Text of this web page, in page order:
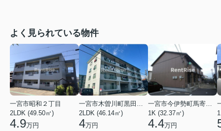
よく見られている物件
一宮市昭和２丁目
2LDK (49.50㎡)
4.9万円
一宮市木曽川町黒田五ノ通り
2LDK (46.14㎡)
4万円
一宮市今伊勢町馬寄字福塚前
1K (32.37㎡)
4.4万円